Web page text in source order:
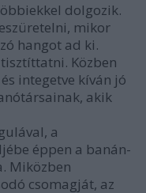
dolgozik.
mikor
hangot ad ki.
Közben
inte­getve kíván jó
akik
a
éppen a banán-
Miközben
csomagját, az